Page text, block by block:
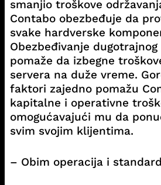
smanjio troškove
Contabo obezbeđuje da
svake hardverske
Obezbeđivanje
pomaže da izbegne
servera na duže vreme.
faktori zajedno pomažu
kapitalne i operativne
omogućavajući mu da
svim svojim klijentima.
– Obim operacija i